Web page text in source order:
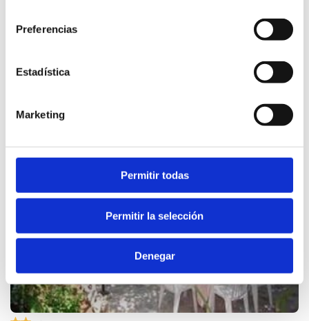
Preferencias
Estadística
Marketing
Permitir todas
Permitir la selección
Denegar
Auberges et pensions
C/ Assagador de la Marjal, 13B